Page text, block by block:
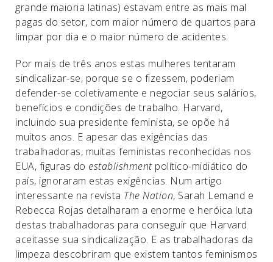
grande maioria latinas) estavam entre as mais mal
pagas do setor, com maior número de quartos para
limpar por dia e o maior número de acidentes.
Por mais de três anos estas mulheres tentaram
sindicalizar-se, porque se o fizessem, poderiam
defender-se coletivamente e negociar seus salários,
benefícios e condições de trabalho. Harvard,
incluindo sua presidente feminista, se opõe há
muitos anos. E apesar das exigências das
trabalhadoras, muitas feministas reconhecidas nos
EUA, figuras do establishmentpolítico-midiático do
país, ignoraram estas exigências. Num artigo
interessante na revista The Nation, Sarah Lemand e
Rebecca Rojas detalharam a enorme e heróica luta
destas trabalhadoras para conseguir que Harvard
aceitasse sua sindicalização. E as trabalhadoras da
limpeza descobriram que existem tantos feminismos